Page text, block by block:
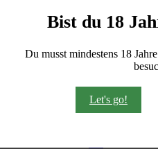
Bist du 18
Du musst mindestens 18
Let's go!
Formteile
Ventilatoren
AutoPot
DrainMaster
Dünger | Zusätze
Bio Bizz